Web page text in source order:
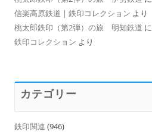
信楽高原鉄道 | 鉄印コレクション より
桃太郎鉄印（第2弾）の旅 明知鉄道 に
鉄印コレクション より
カテゴリー
鉄印関連 (946)